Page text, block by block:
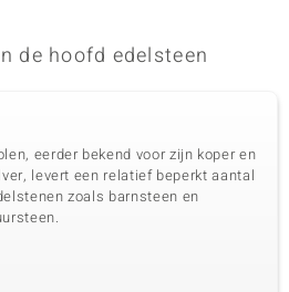
de hoofd edelsteen
eerder bekend voor zijn koper en
levert een relatief beperkt aantal
zoals barnsteen en